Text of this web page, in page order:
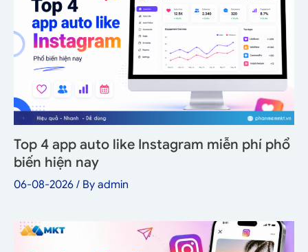
Top 4 app auto like Instagram miễn phí phổ
biến hiện nay
06-08-2026 / By admin